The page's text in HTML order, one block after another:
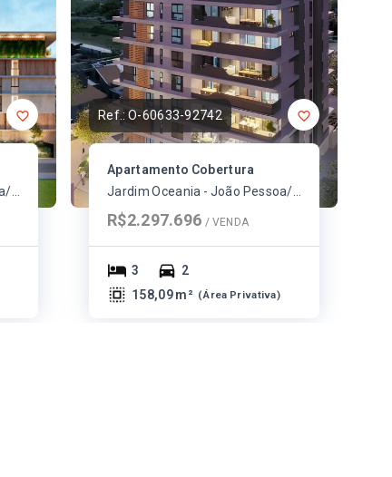
Ref.:O-60633-92742
Apartamento Cobertura
R$2.297.696 / VENDA
3
2
158,09 m² (Área Privativa)